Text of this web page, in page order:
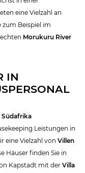
eine Vielzahl an
zum Beispiel im
Morukuru River
IN
Südafrika
Leistungen in
eine Vielzahl von Villen
Häuser finden Sie in
Kapstadt mit der Villa